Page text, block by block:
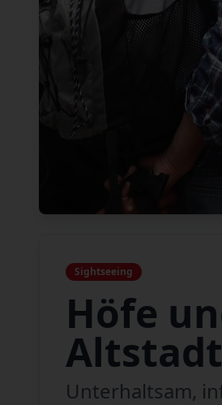
Sightseeing
Höfe
Altstadt
Unterhaltsam,